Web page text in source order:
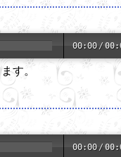
00:00 /
す。
00:00 /